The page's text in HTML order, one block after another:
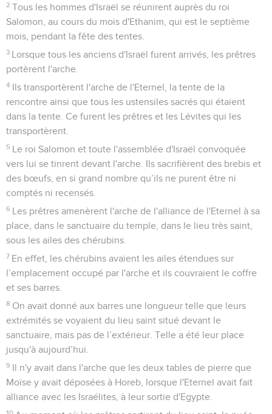
2 Tous les hommes d'Israël se réunirent auprès du roi
Salomon, au cours du mois d'Ethanim, qui est le septième
mois, pendant la fête des tentes.
3 Lorsque tous les anciens d'Israël furent arrivés, les prêtres
portèrent l'arche.
4 Ils transportèrent l'arche de l'Eternel, la tente de la
rencontre ainsi que tous les ustensiles sacrés qui étaient
dans la tente. Ce furent les prêtres et les Lévites qui les
transportèrent.
5 Le roi Salomon et toute l'assemblée d'Israël convoquée
vers lui se tinrent devant l'arche. Ils sacrifièrent des brebis et
des bœufs, en si grand nombre qu’ils ne purent être ni
comptés ni recensés.
6 Les prêtres amenèrent l'arche de l'alliance de l'Eternel à sa
place, dans le sanctuaire du temple, dans le lieu très saint,
sous les ailes des chérubins.
7 En effet, les chérubins avaient les ailes étendues sur
l’emplacement occupé par l'arche et ils couvraient le coffre
et ses barres.
8 On avait donné aux barres une longueur telle que leurs
extrémités se voyaient du lieu saint situé devant le
sanctuaire, mais pas de l’extérieur. Telle a été leur place
jusqu'à aujourd’hui.
9 Il n'y avait dans l'arche que les deux tables de pierre que
Moïse y avait déposées à Horeb, lorsque l'Eternel avait fait
alliance avec les Israélites, à leur sortie d'Egypte.
10